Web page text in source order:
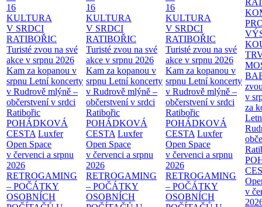
16
KULTURA
V SRDCI
RATIBOŘIC
Turisté zvou na své
akce v srpnu 2026
Kam za kopanou v
srpnu Letní koncerty
v Rudrově mlýně –
občerstvení v srdci
Ratibořic
POHÁDKOVÁ
CESTA Luxfer
Open Space
v červenci a srpnu
2026
RETROGAMING
– POČÁTKY
OSOBNÍCH
16
KULTURA
V SRDCI
RATIBOŘIC
Turisté zvou na své
akce v srpnu 2026
Kam za kopanou v
srpnu Letní koncerty
v Rudrově mlýně –
občerstvení v srdci
Ratibořic
POHÁDKOVÁ
CESTA Luxfer
Open Space
v červenci a srpnu
2026
RETROGAMING
– POČÁTKY
OSOBNÍCH
16
KULTURA
V SRDCI
RATIBOŘIC
Turisté zvou na své
akce v srpnu 2026
Kam za kopanou v
srpnu Letní koncerty
v Rudrově mlýně –
občerstvení v srdci
Ratibořic
POHÁDKOVÁ
CESTA Luxfer
Open Space
v červenci a srpnu
2026
RETROGAMING
– POČÁTKY
OSOBNÍCH
v
za
v